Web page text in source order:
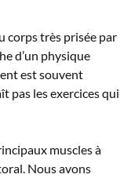
corps très prisée par
d’un physique
est souvent
pas les exercices qui
muscles à
Nous avons